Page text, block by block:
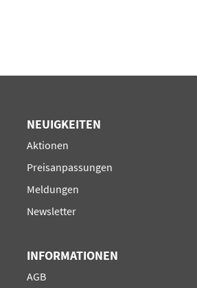
NEUIGKEITEN
Navigation
Aktionen
Preisanpassungen
Meldungen
Newsletter
INFORMATIONEN
Navigation
AGB